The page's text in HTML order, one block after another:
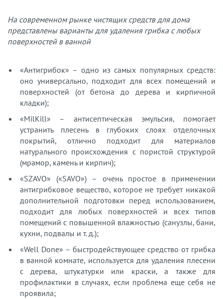
На современном рынке чистящих средств для дома
представлены варианты для удаления грибка с любых
поверхностей в ванной
«Антигрибок» – одно из самых популярных средств:
оно универсально, подходит для всех помещений и
поверхностей (от бетона до дерева и кирпичной
кладки);
«MilKill» – антисептическая эмульсия, помогает
устранить плесень в глубоких слоях отделочных
покрытий, отлично подходит для материалов
натурального происхождения с пористой структурой
(мрамор, камень и кирпич);
«SZAVO» («SAVO») – очень простое в применении
антигрибковое вещество, которое не требует никакой
дополнительной подготовки перед использованием,
подходит для любых поверхностей и всех типов
помещений с повышенной влажностью (санузлы, бани,
кухни, подвалы и т. д.);
«Well Done» – быстродействующее средство от грибка
в ванной комнате, используется для удаления плесени
с дерева, штукатурки или краски, а также для
профилактики в случаях, если проблема еще себя не
проявила;